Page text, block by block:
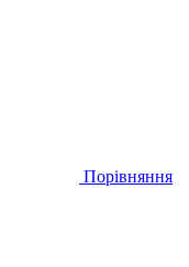
Порівняння